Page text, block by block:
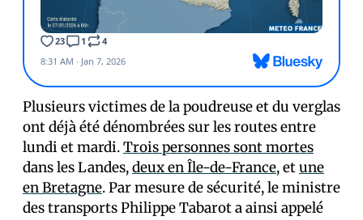
Plusieurs victimes de la poudreuse et du verglas
ont déjà été dénombrées sur les routes entre
lundi et mardi.Trois personnes sont mortes
dans les Landes,deux en Île-de-France, etune
en Bretagne. Par mesure de sécurité, le ministre
des transports Philippe Tabarot a ainsi appelé